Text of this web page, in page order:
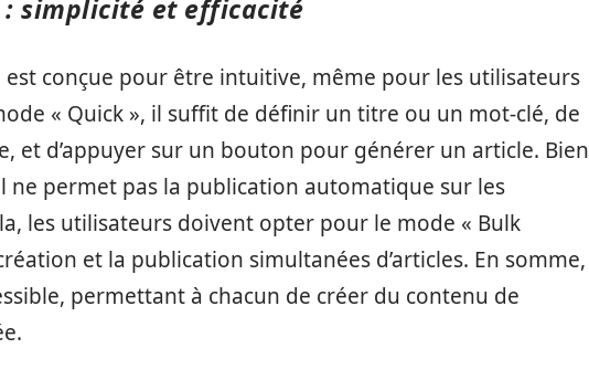
simplicité et efficacité
est conçue pour être intuitive, même pour les utilisateurs
« Quick », il suffit de définir un titre ou un mot-clé, de
et d’appuyer sur un bouton pour générer un article. Bien
ne permet pas la publication automatique sur les
les utilisateurs doivent opter pour le mode « Bulk
et la publication simultanées d’articles. En somme,
permettant à chacun de créer du contenu de